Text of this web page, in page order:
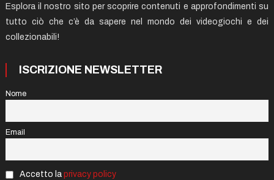
Esplora il nostro sito per scoprire contenuti e approfondimenti su
tutto ciò che c’è da sapere nel mondo dei videogiochi e dei
collezionabili!
ISCRIZIONE NEWSLETTER
Nome
Email
Accetto la privacy policy